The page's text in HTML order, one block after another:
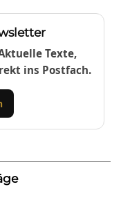
Texte,
ins Postfach.